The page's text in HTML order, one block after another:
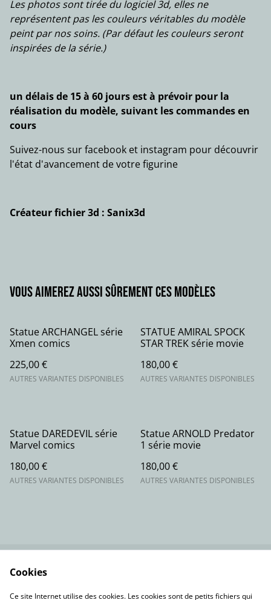
Les photos sont tirée du logiciel 3d, elles ne
représentent pas les couleurs véritables du modèle
peint par nos soins. (Par défaut les couleurs seront
inspirées de la série.)
un délais de 15 à 60 jours est à prévoir pour la
réalisation du modèle, suivant les commandes en
cours
Suivez-nous sur facebook et instagram pour découvrir
l'état d'avancement de votre figurine
Créateur fichier 3d : Sanix3d
Vous aimerez aussi sûrement ces modèles
Statue ARCHANGEL série
Xmen comics
225,00 €
AUTRES VARIANTES DISPONIBLES
STATUE AMIRAL SPOCK
STAR TREK série movie
180,00 €
AUTRES VARIANTES DISPONIBLES
Statue DAREDEVIL série
Marvel comics
180,00 €
AUTRES VARIANTES DISPONIBLES
Statue ARNOLD Predator
1 série movie
180,00 €
AUTRES VARIANTES DISPONIBLES
Politique de
Politique de cookies
Cookies
Ce site Internet utilise des cookies. Les cookies sont de petits fichiers qui